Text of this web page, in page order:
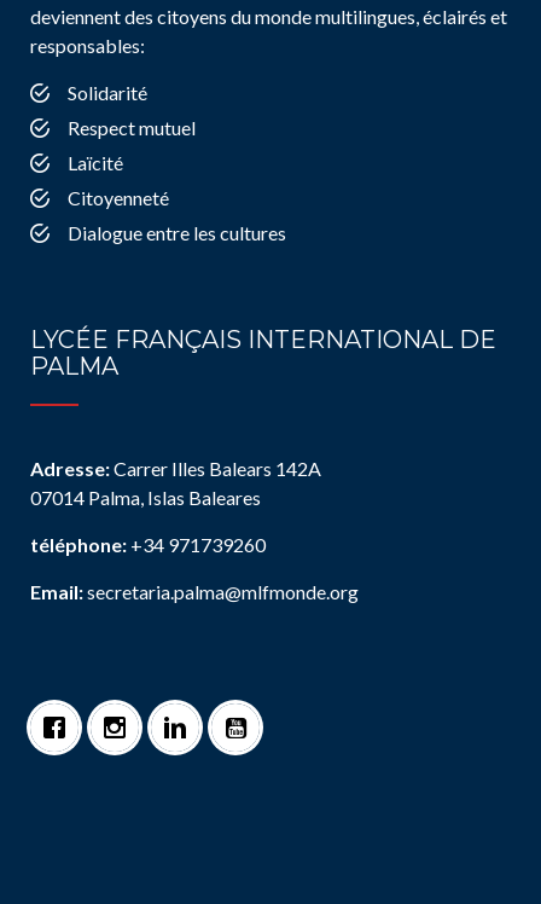
deviennent des citoyens du monde multilingues, éclairés et
responsables:
Solidarité
Respect mutuel
Laïcité
Citoyenneté
Dialogue entre les cultures
LYCÉE FRANÇAIS INTERNATIONAL DE
PALMA
Adresse:Carrer Illes Balears 142A
07014 Palma, Islas Baleares
téléphone: +34 971739260
Email:secretaria.palma@mlfmonde.org